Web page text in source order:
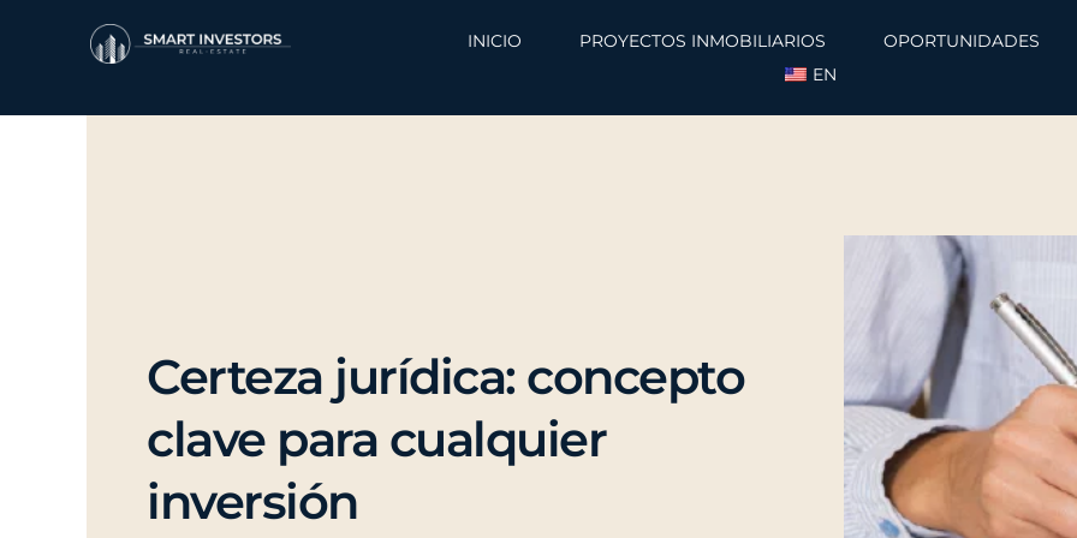
INICIO PROYECTOS INMOBILIARIOS OPORTUNIDADES
EN
Certeza jurídica: concepto
clave para cualquier
inversión